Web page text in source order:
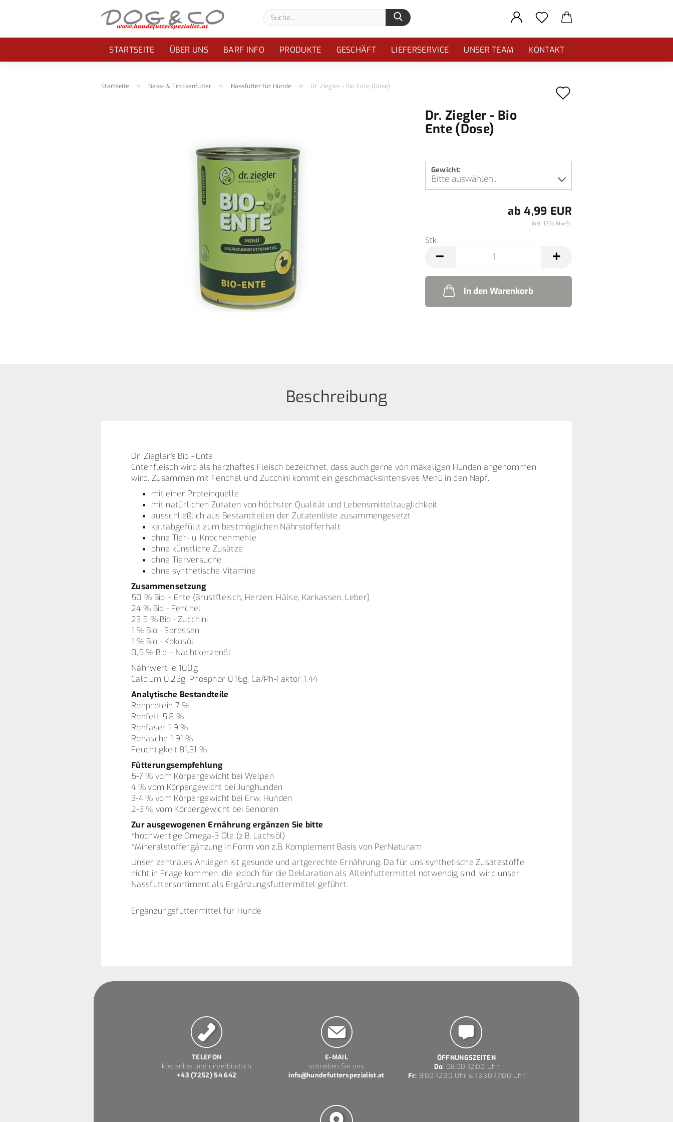
Suche...
STARTSEITE ÜBER UNS BARF INFO PRODUKTE GESCHÄFT LIEFERSERVICE UNSER TEAM KONTAKT
Startseite » Nass- & Trockenfutter » Nassfutter für Hunde » Dr. Ziegler - Bio Ente (Dose)
Dr. Ziegler - Bio
Ente (Dose)
Gewicht:
ab 4,99 EUR
inkl. 13% MwSt.
Stk:
Stk
In den Warenkorb
Beschreibung
Dr. Ziegler's Bio - Ente
Entenfleisch wird als herzhaftes Fleisch bezeichnet, dass auch gerne von mäkeligen Hunden angenommen
wird. Zusammen mit Fenchel und Zucchini kommt ein geschmacksintensives Menü in den Napf.
mit einer Proteinquelle
mit natürlichen Zutaten von höchster Qualität und Lebensmitteltauglichkeit
ausschließlich aus Bestandteilen der Zutatenliste zusammengesetzt
kaltabgefüllt zum bestmöglichen Nährstofferhalt
ohne Tier- u. Knochenmehle
ohne künstliche Zusätze
ohne Tierversuche
ohne synthetische Vitamine
Zusammensetzung
50 % Bio – Ente (Brustfleisch, Herzen, Hälse, Karkassen, Leber)
24 % Bio - Fenchel
23,5 % Bio - Zucchini
1 % Bio - Sprossen
1 % Bio - Kokosöl
0,5 % Bio – Nachtkerzenöl
Nährwert je 100g
Calcium 0,23g, Phosphor 0,16g, Ca/Ph-Faktor 1,44
Analytische Bestandteile
Rohprotein 7 %
Rohfett 5,8 %
Rohfaser 1,9 %
Rohasche 1,91 %
Feuchtigkeit 81,31 %
Fütterungsempfehlung
5-7 % vom Körpergewicht bei Welpen
4 % vom Körpergewicht bei Junghunden
3-4 % vom Körpergewicht bei Erw. Hunden
2-3 % vom Körpergewicht bei Senioren
Zur ausgewogenen Ernährung ergänzen Sie bitte
*hochwertige Omega-3 Öle (z.B. Lachsöl)
*Mineralstoffergänzung in Form von z.B. Komplement Basis von PerNaturam
Unser zentrales Anliegen ist gesunde und artgerechte Ernährung. Da für uns synthetische Zusatzstoffe
nicht in Frage kommen, die jedoch für die Deklaration als Alleinfuttermittel notwendig sind, wird unser
Nassfuttersortiment als Ergänzungsfuttermittel geführt.
Ergänzungsfuttermittel für Hunde
TELEFON
kostenlos und unverbindlich
+43 (7252) 54 642
E-MAIL
schreiben Sie uns
info@hundefutterspezialist.at
ÖFFNUNGSZEITEN
Do: 08:00-12:00 Uhr
Fr: 8:00-12:30 Uhr & 13:30-17:00 Uhr